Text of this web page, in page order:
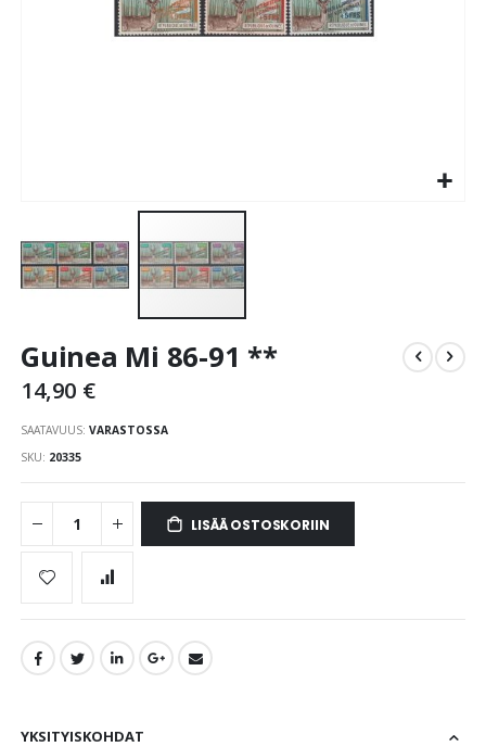
to
beginning
images
gallery
Guinea Mi 86-91 **
14,90 €
SAATAVUUS: VARASTOSSA
SKU 20335
LISÄÄ OSTOSKORIIN
YKSITYISKOHDAT